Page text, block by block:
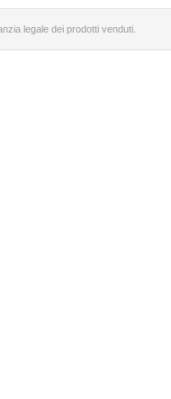
legale dei prodotti venduti.